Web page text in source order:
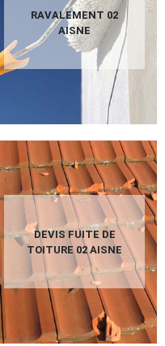
RAVALEMENT 02
AISNE
DEVIS FUITE DE
TOITURE 02 AISNE